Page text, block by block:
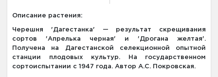
Описание растения:
Черешня 'Дагестанка' — результат скрещивания
сортов 'Апрелька черная' и 'Дрогана желтая'.
Получена на Дагестанской селекционной опытной
станции плодовых культур. На государственном
сортоиспытании с 1947 года. Автор А.С. Покровская.